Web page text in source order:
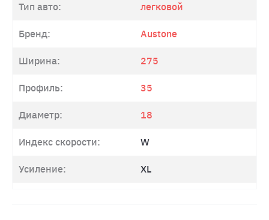
Тип авто: легковой
Бренд: Austone
Ширина: 275
Профиль: 35
Диаметр: 18
Индекс скорости: W
Усиление: XL